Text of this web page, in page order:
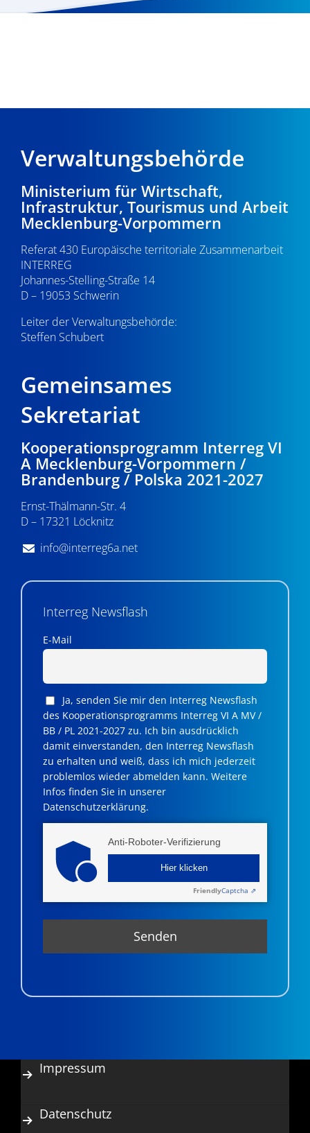
Verwaltungsbehörde
Ministerium für Wirtschaft,
Infrastruktur, Tourismus und Arbeit
Mecklenburg-Vorpommern
Referat 430 Europäische territoriale Zusammenarbeit
INTERREG
Johannes-Stelling-Straße 14
D – 19053 Schwerin
Leiter der Verwaltungsbehörde:
Steffen Schubert
Gemeinsames
Sekretariat
Kooperationsprogramm Interreg VI
A Mecklenburg-Vorpommern /
Brandenburg / Polska 2021-2027
Ernst-Thälmann-Str. 4
D – 17321 Löcknitz
info@interreg6a.net
Interreg Newsflash
E-Mail
Ja, senden Sie mir den Interreg Newsflash
des Kooperationsprogramms Interreg VI A MV /
BB / PL 2021-2027 zu. Ich bin ausdrücklich
damit einverstanden, den Interreg Newsflash
zu erhalten und weiß, dass ich mich jederzeit
problemlos wieder abmelden kann. Weitere
Infos finden Sie in unserer
Datenschutzerklärung.
Anti-Roboter-Verifizierung
Hier klicken
FriendlyCaptcha ⇗
Impressum
Datenschutz